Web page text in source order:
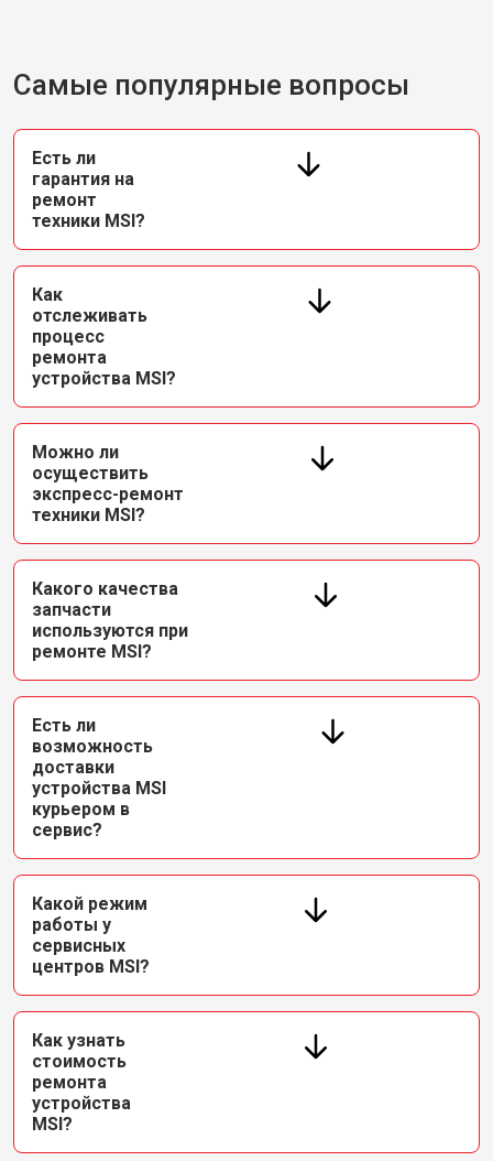
Самые популярные вопросы
Есть ли
гарантия на
ремонт
техники MSI?
Как
отслеживать
процесс
ремонта
устройства MSI?
Можно ли
осуществить
экспресс-ремонт
техники MSI?
Какого качества
запчасти
используются при
ремонте MSI?
Есть ли
возможность
доставки
устройства MSI
курьером в
сервис?
Какой режим
работы у
сервисных
центров MSI?
Как узнать
стоимость
ремонта
устройства
MSI?